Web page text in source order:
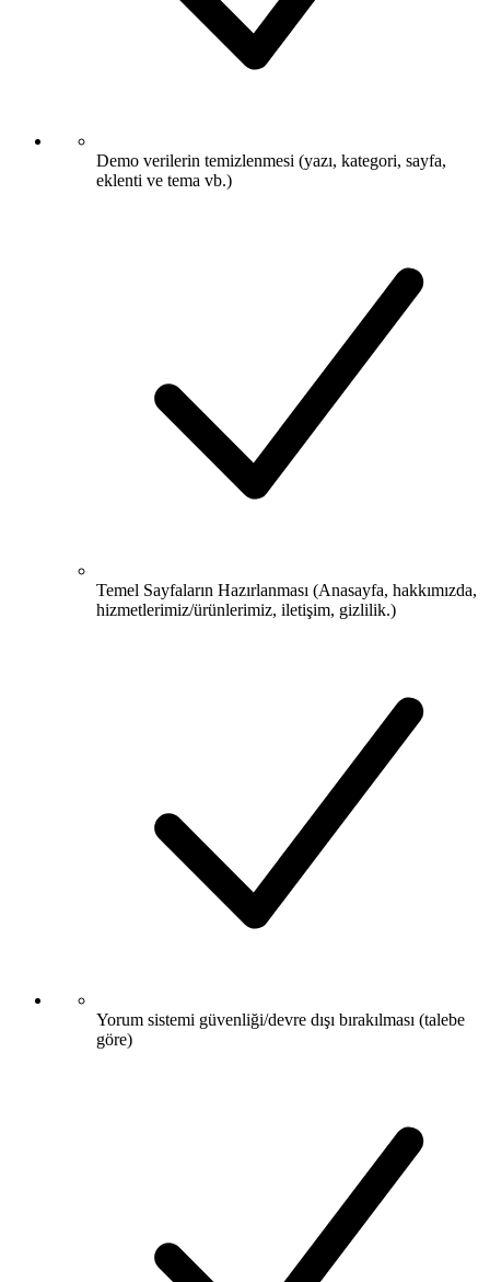
Demo verilerin temizlenmesi (yazı, kategori, sayfa,
eklenti ve tema vb.)
Temel Sayfaların Hazırlanması (Anasayfa, hakkımızda,
hizmetlerimiz/ürünlerimiz, iletişim, gizlilik.)
Yorum sistemi güvenliği/devre dışı bırakılması (talebe
göre)